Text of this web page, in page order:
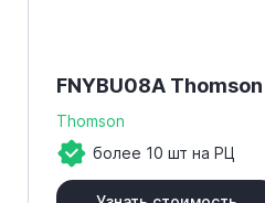
FNYBU08A Thomson
Thomson
более 10 шт на РЦ